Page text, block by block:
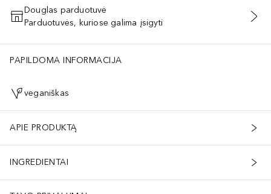
PRIDĖTI Į KREPŠELĮ
Douglas parduotuvė
Parduotuvės, kuriose galima įsigyti
PAPILDOMA INFORMACIJA
veganiškas
APIE PRODUKTĄ
INGREDIENTAI